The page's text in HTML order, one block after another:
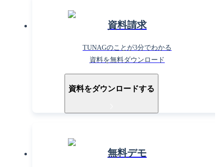
資料請求
TUNAGのことが3分でわかる
資料を無料ダウンロード
資料をダウンロードする
無料デモ